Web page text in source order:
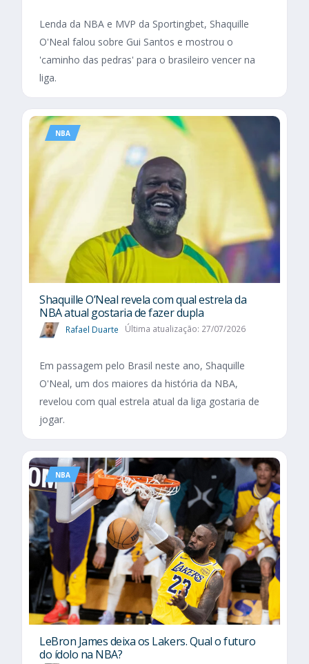
Lenda da NBA e MVP da Sportingbet, Shaquille
O'Neal falou sobre Gui Santos e mostrou o
'caminho das pedras' para o brasileiro vencer na
liga.
NBA
Shaquille O’Neal revela com qual estrela da
NBA atual gostaria de fazer dupla
Rafael Duarte Última atualização: 27/07/2026
Em passagem pelo Brasil neste ano, Shaquille
O'Neal, um dos maiores da história da NBA,
revelou com qual estrela atual da liga gostaria de
jogar.
NBA
LeBron James deixa os Lakers. Qual o futuro
do ídolo na NBA?